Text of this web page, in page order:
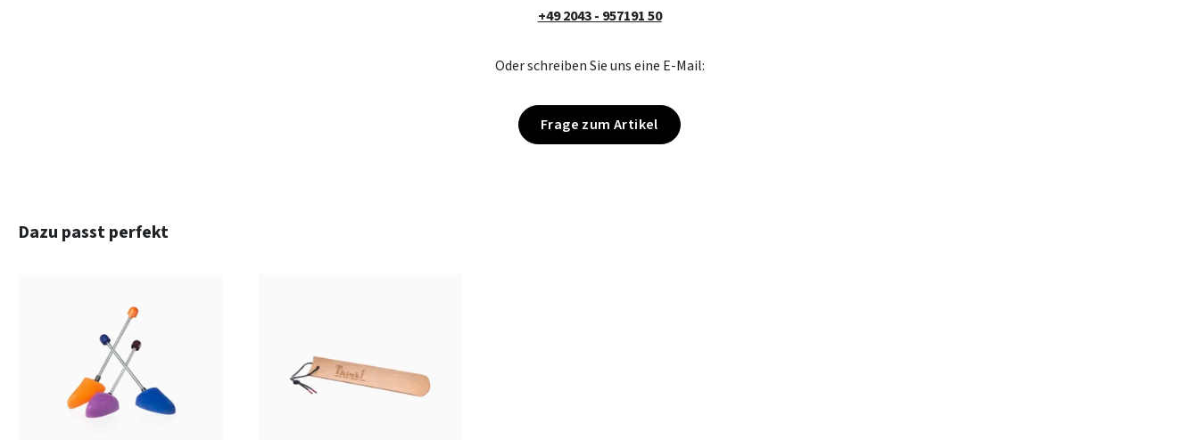
+49 2043 - 957191 50
Oder schreiben Sie uns eine E-Mail:
Frage zum Artikel
Produktgalerie überspringen
Dazu passt perfekt